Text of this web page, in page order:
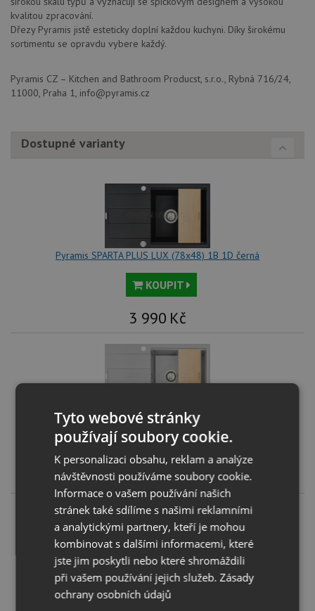
kvalitou zpracování.
Dřezy Pyramis jistě esteticky doplní každou kuchyni. Díky širokému
sortimentu se opravdu vybere každý.
Pyramis CZ – Kitchen and Bathroom Producst, s.r.o., Rybná 716/24,
11000, Praha 1, info@pyramis.cz
Dostupné varianty
Pyramis SPARTA PLUS LUX (78x48) 1B 1D černá
KOUPIT
3 990 Kč
Pyramis SPARTA PLUS LUX (78x48) 1B 1D šedá
KOUPIT
3 990Kč
Pyramis SPARTA PLUS LUX (78x48) 1B 1D béžová
KOUPIT
Tyto webové stránky
používají soubory cookie.
K personalizaci obsahu, reklam a analýze
návštěvnosti používáme soubory cookie.
Informace o vašem používání našich
stránek také sdílíme s našimi reklamními
a analytickými partnery, kteří je mohou
kombinovat s dalšími informacemi, které
jste jim poskytli nebo které shromáždili
při vašem používání jejich služeb.Zásady
ochrany osobních údajů